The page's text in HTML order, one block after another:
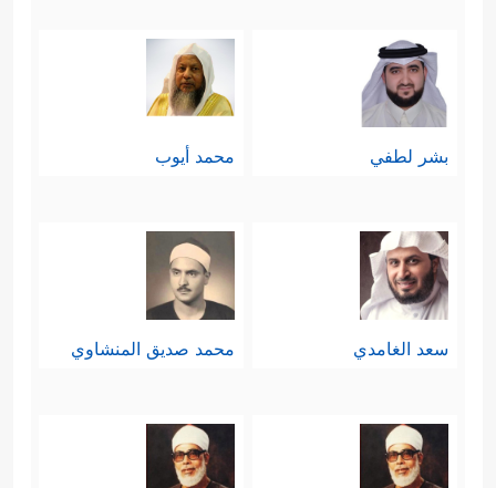
بشر لطفي محمد أيوب
سعد الغامدي محمد صديق المنشاوي